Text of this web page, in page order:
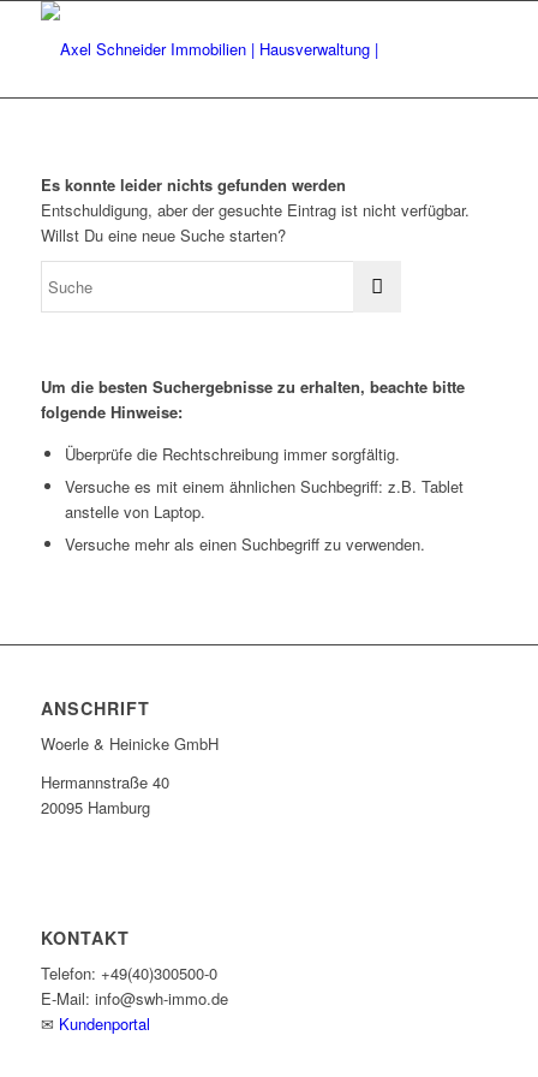
Es konnte leider nichts gefunden werden
Entschuldigung, aber der gesuchte Eintrag ist nicht verfügbar.
Willst Du eine neue Suche starten?
Um die besten Suchergebnisse zu erhalten, beachte bitte
folgende Hinweise:
Überprüfe die Rechtschreibung immer sorgfältig.
Versuche es mit einem ähnlichen Suchbegriff: z.B. Tablet
anstelle von Laptop.
Versuche mehr als einen Suchbegriff zu verwenden.
ANSCHRIFT
Woerle & Heinicke GmbH
Hermannstraße 40
20095 Hamburg
KONTAKT
Telefon: +49(40)300500-0
E-Mail: info@swh-immo.de
✉ Kundenportal